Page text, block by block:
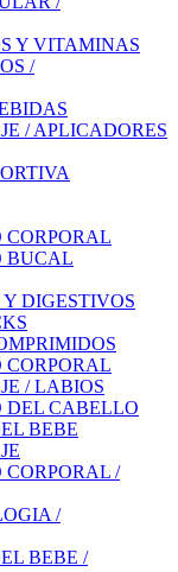
Y VITAMINAS
/
/ APLICADORES
BUCAL
DIGESTIVOS
/ LABIOS
DEL CABELLO
BEBE
/
/
BEBE /